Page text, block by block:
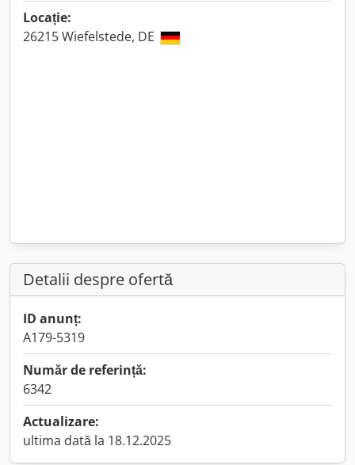
Locație:
26215 Wiefelstede, DE
Detalii despre ofertă
ID anunț:
A179-5319
Număr de referință:
6342
Actualizare:
ultima dată la 18.12.2025